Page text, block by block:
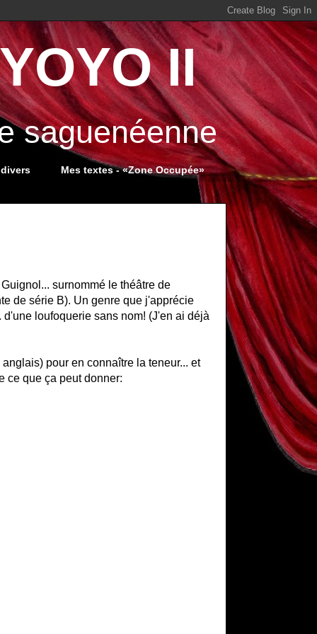
II
saguenéenne
Mes textes - «Zone Occupée»
surnommé le théâtre de
de série B). Un genre que j'apprécie
loufoquerie sans nom! (J'en ai déjà
pour en connaître la teneur... et
ce que ça peut donner: